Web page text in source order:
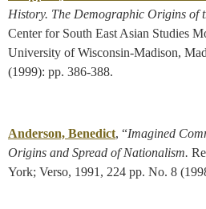
History. The Demographic Origins of
Center for South East Asian Studies
University of Wisconsin-Madison,
(1999): pp. 386-388.
Anderson, Benedict, “Imagined
Origins and Spread of Nationalism.
York; Verso, 1991, 224 pp. No. 8